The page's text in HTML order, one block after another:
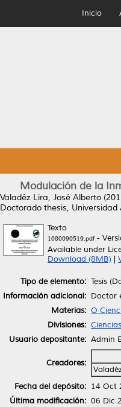
Inicio
Modulación de la
Valadéz Lira, José Alberto
Doctorado thesis,
Texto
1080090519.pdf-
Available under
Download (8MB)
Tipo de elemento: Tesis
Información adicional: Doctor
Materias: Q
Divisiones:
Usuario depositante: Admin
Creadores:
Fecha del depósito: 14 Oct
Última modificación: 06 Dic